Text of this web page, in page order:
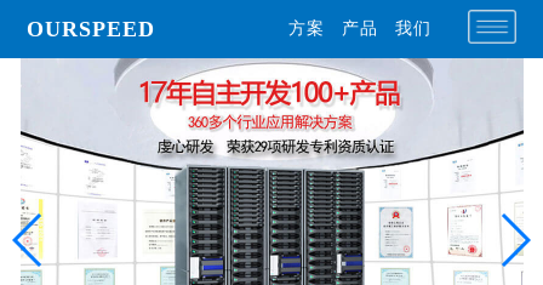
OURSPEED 方案 产品 我们